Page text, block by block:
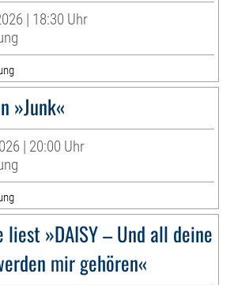
| 18:30 Uhr
»Junk«
| 20:00 Uhr
liest »DAISY – Und all deine
mir gehören«